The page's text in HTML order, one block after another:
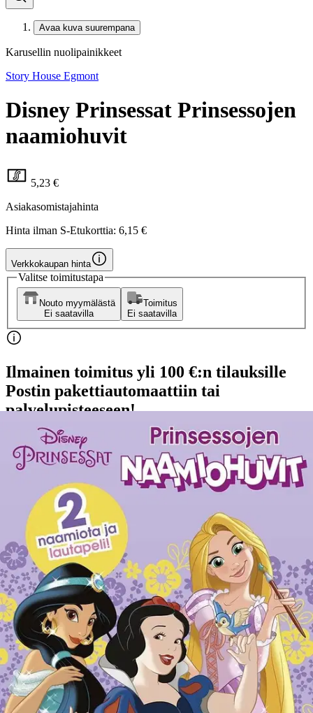
Avaa kuva suurempana
Karusellin nuolipainikkeet
Story House Egmont
Disney Prinsessat Prinsessojen
naamiohuvit
5,23 €
Asiakasomistajahinta
Hinta ilman S-Etukorttia: 6,15 €
Verkkokaupan hinta
Valitse toimitustapa
Nouto myymälästä
Ei saatavilla
Toimitus
Ei saatavilla
Ilmainen toimitus yli 100 €:n tilauksille
Postin pakettiautomaattiin tai
palvelupisteeseen!
Etu ei koske Suuri‑lisäpalvelulla toimitettavia tuotteita.
Tarkista myymäläsaatavuus
Ei saatavilla
Tuotekuvaus
Disney Prinsessat -aiheinen puuha- ja värityskirja leikki-ikäisille,
jossa on mukana kaksi erilaista naamiota sekä peli ohjeineen.
Kannessa kimalle.